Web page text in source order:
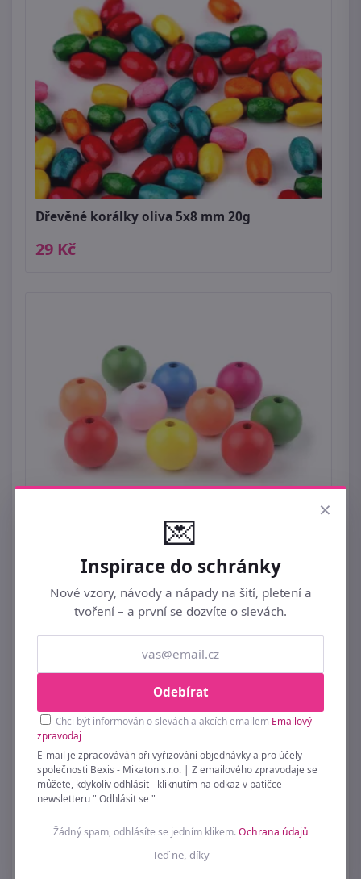
Dřevěné korálky oliva 5x8 mm 20g
29 Kč
Dřevěné korále Ø30 mm mix barev BALENÍ 10
×
💌
Inspirace do schránky
Nové vzory, návody a nápady na šití, pletení a
tvoření – a první se dozvíte o slevách.
Odebírat
Chci být informován o slevách a akcích emailem Emailový
zpravodaj
E-mail je zpracováván při vyřizování objednávky a pro účely
společnosti Bexis - Mikaton s.r.o. | Z emailového zpravodaje se
můžete, kdykoliv odhlásit - kliknutím na odkaz v patičce
newsletteru " Odhlásit se "
Žádný spam, odhlásíte se jedním klikem.Ochrana údajů
Teď ne, díky